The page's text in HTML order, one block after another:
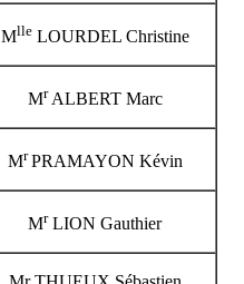
MlleLOURDEL Christine
MrALBERT Marc
MrPRAMAYON Kévin
MrLION Gauthier